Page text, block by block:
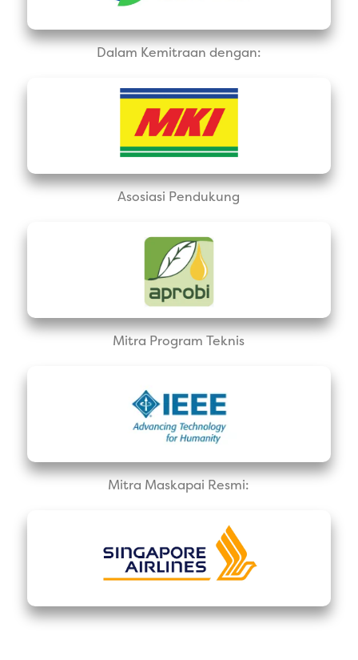
Dalam Kemitraan dengan:
Asosiasi Pendukung
Mitra Program Teknis
Mitra Maskapai Resmi: